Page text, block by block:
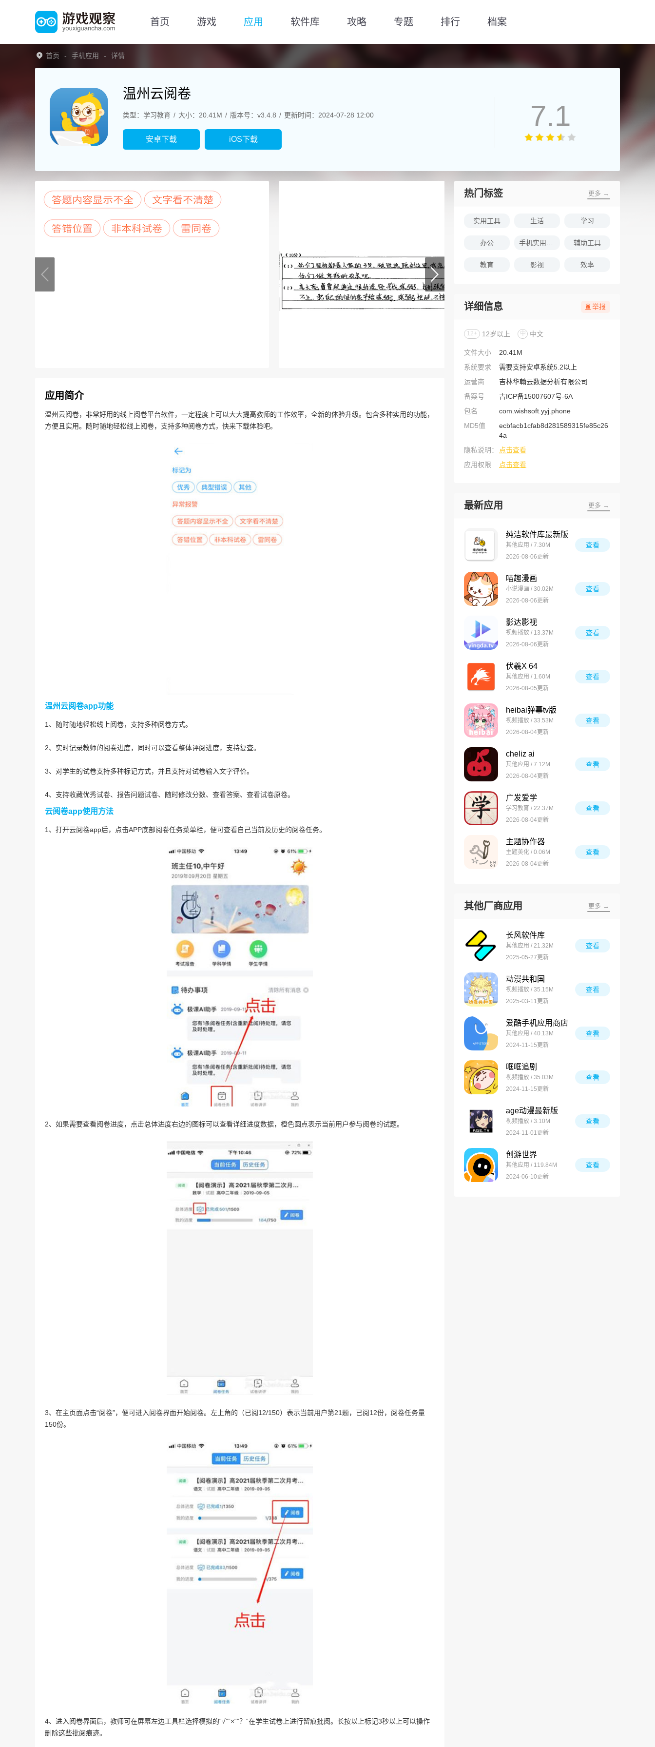
首页 游戏 应用 软件库 攻略 专题 排行 档案
首页 手机应用 详情
温州云阅卷
类型：学习教育 大小：20.41M 版本号：v3.4.8 更新时间：2024-07-28 12:00
安卓下载 iOS下载
7.1
应用简介
温州云阅卷，非常好用的线上阅卷平台软件，一定程度上可以大大提高教师的工作效率，全新的体验升级。包含多种实用的功能，
方便且实用。随时随地轻松线上阅卷，支持多种阅卷方式，快来下载体验吧。
温州云阅卷app功能
1、随时随地轻松线上阅卷，支持多种阅卷方式。
2、实时记录教师的阅卷进度，同时可以查看整体评阅进度，支持复查。
3、对学生的试卷支持多种标记方式，并且支持对试卷输入文字评价。
4、支持收藏优秀试卷、报告问题试卷、随时修改分数、查看答案、查看试卷原卷。
云阅卷app使用方法
1、打开云阅卷app后，点击APP底部阅卷任务菜单栏，便可查看自己当前及历史的阅卷任务。
2、如果需要查看阅卷进度，点击总体进度右边的图标可以查看详细进度数据，橙色圆点表示当前用户参与阅卷的试题。
3、在主页面点击“阅卷”，便可进入阅卷界面开始阅卷。左上角的（已阅12/150）表示当前用户第21题，已阅12份，阅卷任务量
150份。
4、进入阅卷界面后，教师可在屏幕左边工具栏选择模拟的“√””×“”？“在学生试卷上进行留痕批阅。长按以上标记3秒以上可以操作
删除这些批阅痕迹。
热门标签 更多 →
实用工具 生活 学习
办公 辅助工具
教育 影视 效率
详细信息 举报
12+ 12岁以上 中 中文
文件大小
20.41M
系统要求
需要支持安卓系统5.2以上
运营商
吉林华翰云数据分析有限公司
备案号
吉ICP备15007607号-6A
包名
com.wishsoft.yyj.phone
MD5值
ecbfacb1cfab8d281589315fe85c26
4a
隐私说明：
点击查看
应用权限
点击查看
最新应用 更多 →
纯洁软件库最新版
其他应用 / 7.30M
2026-08-06更新
查看
喵趣漫画
小说漫画 / 30.02M
2026-08-06更新
查看
影达影视
视频播放 / 13.37M
2026-08-06更新
查看
伏羲X 64
其他应用 / 1.60M
2026-08-05更新
查看
heibai弹幕tv版
视频播放 / 33.53M
2026-08-04更新
查看
cheliz ai
其他应用 / 7.12M
2026-08-04更新
查看
广发爱学
学习教育 / 22.37M
2026-08-04更新
查看
主题协作器
主题美化 / 0.06M
2026-08-04更新
查看
其他厂商应用 更多 →
长风软件库
其他应用 / 21.32M
2025-05-27更新
查看
动漫共和国
视频播放 / 35.15M
2025-03-11更新
查看
爱酷手机应用商店
其他应用 / 40.13M
2024-11-15更新
查看
哐哐追剧
视频播放 / 35.03M
2024-11-15更新
查看
age动漫最新版
视频播放 / 3.10M
2024-11-01更新
查看
创游世界
其他应用 / 119.84M
2024-06-10更新
查看